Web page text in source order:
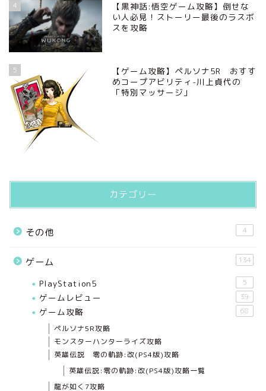
4
【黒神話:悟空ゲーム攻略】倒せな
い人必見！ストーリー最後のラスボ
スを攻略
5
【ゲーム攻略】ペルソナ5R おすす
めコープアビリティ-川上貞代の
「特別マッサージ」
カテゴリー
その他 4
ゲーム 134
PlayStation5 5
ゲームレビュー 39
ゲーム攻略 68
ペルソナ5R攻略
モンスターハンターライズ攻略
英雄伝説 零の軌跡:改(PS4版)攻略
英雄伝説:零の軌跡:改(PS4版)攻略一覧
龍が如く7攻略